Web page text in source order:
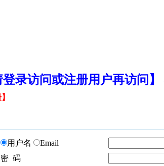
登录访问或注册用户再访问
】
用户名
Email
密 码